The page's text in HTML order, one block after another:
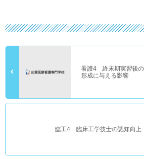
看護4 終末期実習後
形成に与える影響
臨工4 臨床工学技士の認知向上